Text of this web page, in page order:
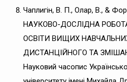
Чаплигін, В. П., Олар, В., &
НАУКОВО-ДОСЛІДНА
ОСВІТИ ВИЩИХ
ДИСТАНЦІЙНОГО ТА
Науковий часопис